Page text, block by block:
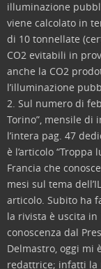
illuminazione
viene calcolato in
di 10 tonnellate
CO2 evitabili in
anche la CO2
l’illuminazione
2. Sul numero di
Torino”, mensile di
l’intera pag. 47
è l’articolo “Troppa
Francia che
mesi sul tema
articolo. Subito ha
la rivista è uscita in
conoscenza dal
Delmastro, oggi mi
redattrice; infatti la